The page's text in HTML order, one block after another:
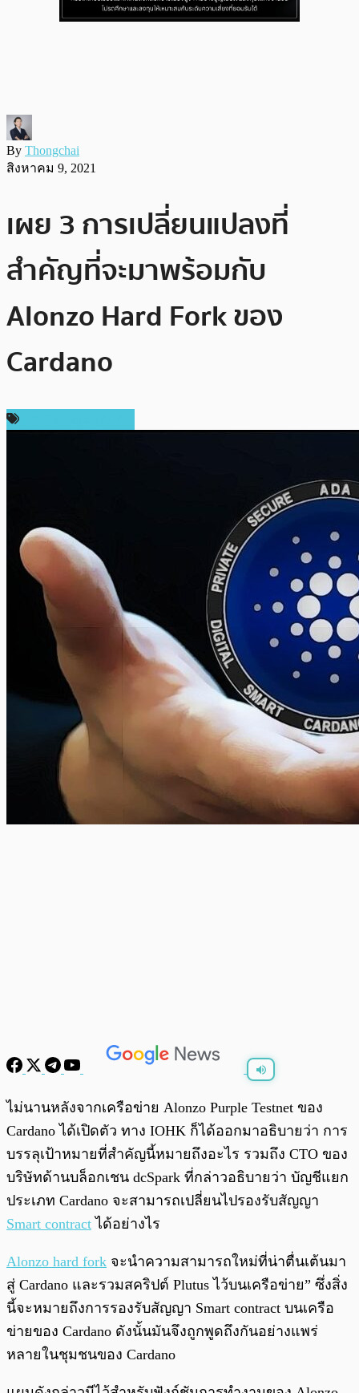
By Thongchai
สิงหาคม 9, 2021
เผย 3 การเปลี่ยนแปลงที่
สำคัญที่จะมาพร้อมกับ
Alonzo Hard Fork ของ
Cardano
พร้อมเล่น
ไม่นานหลังจากเครือข่าย Alonzo Purple Testnet ของ
Cardano ได้เปิดตัว ทาง IOHK ก็ได้ออกมาอธิบายว่า การ
บรรลุเป้าหมายที่สำคัญนี้หมายถึงอะไร รวมถึง CTO ของ
บริษัทด้านบล็อกเชน dcSpark ที่กล่าวอธิบายว่า บัญชีแยก
ประเภท Cardano จะสามารถเปลี่ยนไปรองรับสัญญา
Smart contract ได้อย่างไร
Alonzo hard fork จะนำความสามารถใหม่ที่น่าตื่นเต้นมา
สู่ Cardano และรวมสคริปต์ Plutus ไว้บนเครือข่าย” ซึ่งสิ่ง
นี้จะหมายถึงการรองรับสัญญา Smart contract บนเครือ
ข่ายของ Cardano ดังนั้นมันจึงถูกพูดถึงกันอย่างแพร่
หลายในชุมชนของ Cardano